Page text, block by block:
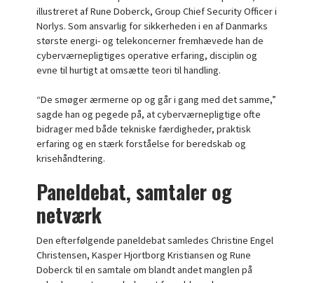
illustreret af Rune Doberck, Group Chief Security Officer i
Norlys. Som ansvarlig for sikkerheden i en af Danmarks
største energi- og telekoncerner fremhævede han de
cyberværnepligtiges operative erfaring, disciplin og
evne til hurtigt at omsætte teori til handling.
“De smøger ærmerne op og går i gang med det samme,”
sagde han og pegede på, at cyberværnepligtige ofte
bidrager med både tekniske færdigheder, praktisk
erfaring og en stærk forståelse for beredskab og
krisehåndtering.
Paneldebat, samtaler og
netværk
Den efterfølgende paneldebat samledes Christine Engel
Christensen, Kasper Hjortborg Kristiansen og Rune
Doberck til en samtale om blandt andet manglen på